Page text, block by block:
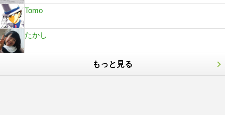
Tomo
たかし
もっと見る